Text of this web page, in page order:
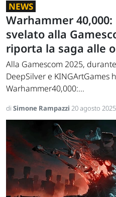
NEWS
Warhammer
svelato alla
riporta la saga alle
Alla Gamescom 2025,
DeepSilver e KINGArtGames
Warhammer40,000:...
di Simone Rampazzi 20 agosto 2025